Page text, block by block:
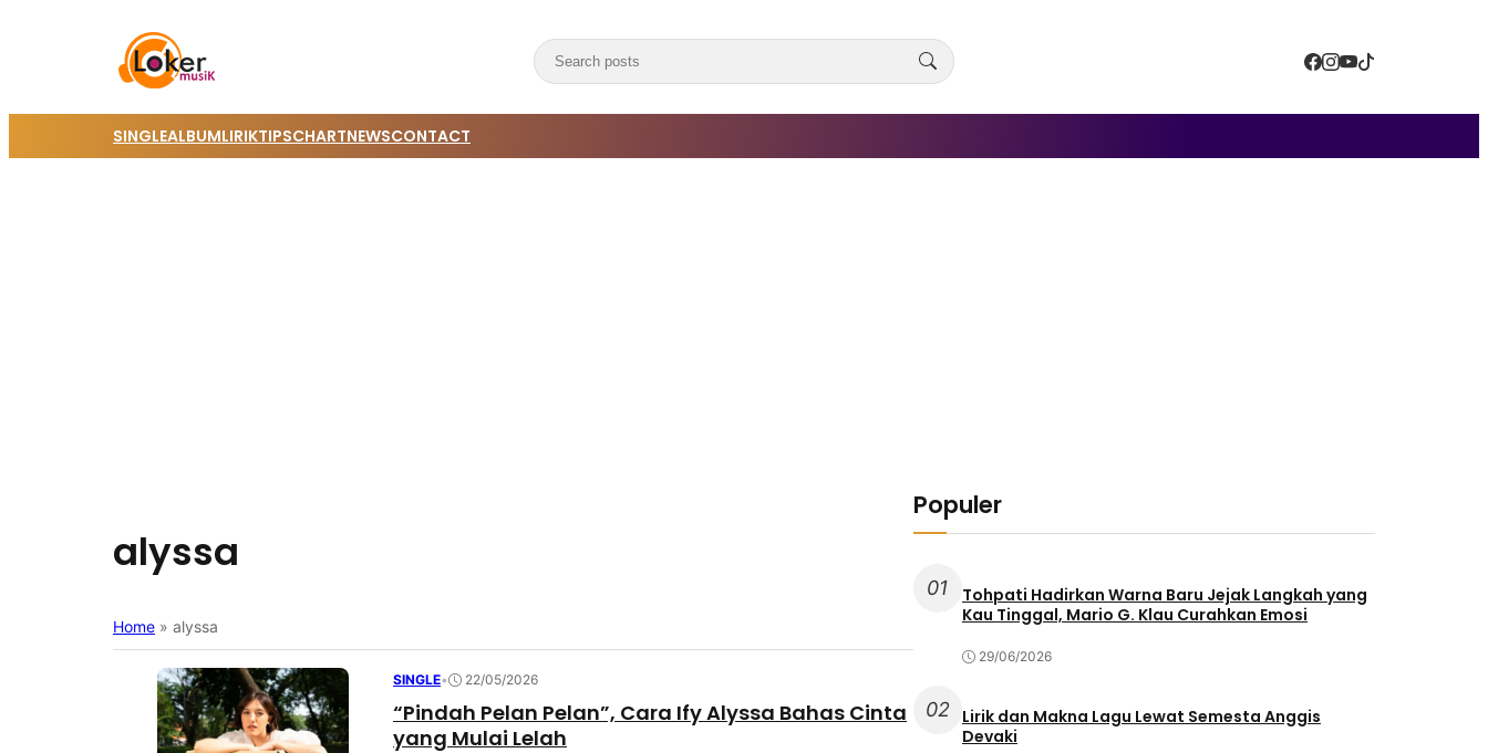
SINGLEALBUMLIRIKTIPSCHARTNEWSCONTACT
alyssa
Home » alyssa
SINGLE• 22/05/2026
“Pindah Pelan Pelan”, Cara Ify Alyssa Bahas Cinta
yang Mulai Lelah
Populer
01
Tohpati Hadirkan Warna Baru Jejak Langkah yang
Kau Tinggal, Mario G. Klau Curahkan Emosi
29/06/2026
02
Lirik dan Makna Lagu Lewat Semesta Anggis
Devaki